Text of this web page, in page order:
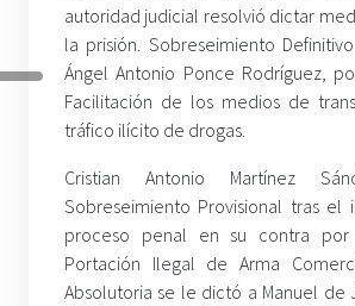
autoridad judicial resolvió dictar
la prisión. Sobreseimiento
Ángel Antonio Ponce Rodríguez,
Facilitación de los medios de
tráfico ilícito de drogas.
Cristian Antonio Martínez
Sobreseimiento Provisional tras el
proceso penal en su contra
Portación Ilegal de Arma
Absolutoria se le dictó a Manuel de